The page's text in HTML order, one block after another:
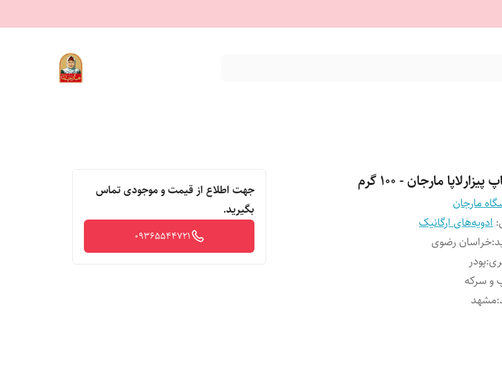
مارجان - 100 گرم
مارجان
:ادویه‌های ارگانیک
:خراسان رضوی
:پودر
و سرکه
:مشهد
جهت اطلاع از قیمت و موجودی تماس
بگیرید.
09365544721